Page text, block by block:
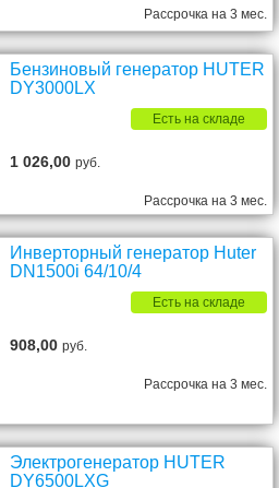
Рассрочка на 3 мес.
Бензиновый генератор HUTER
DY3000LX
Есть на складе
1 026,00руб.
Рассрочка на 3 мес.
Инверторный генератор Huter
DN1500i 64/10/4
Есть на складе
908,00руб.
Рассрочка на 3 мес.
Электрогенератор HUTER
DY6500LXG